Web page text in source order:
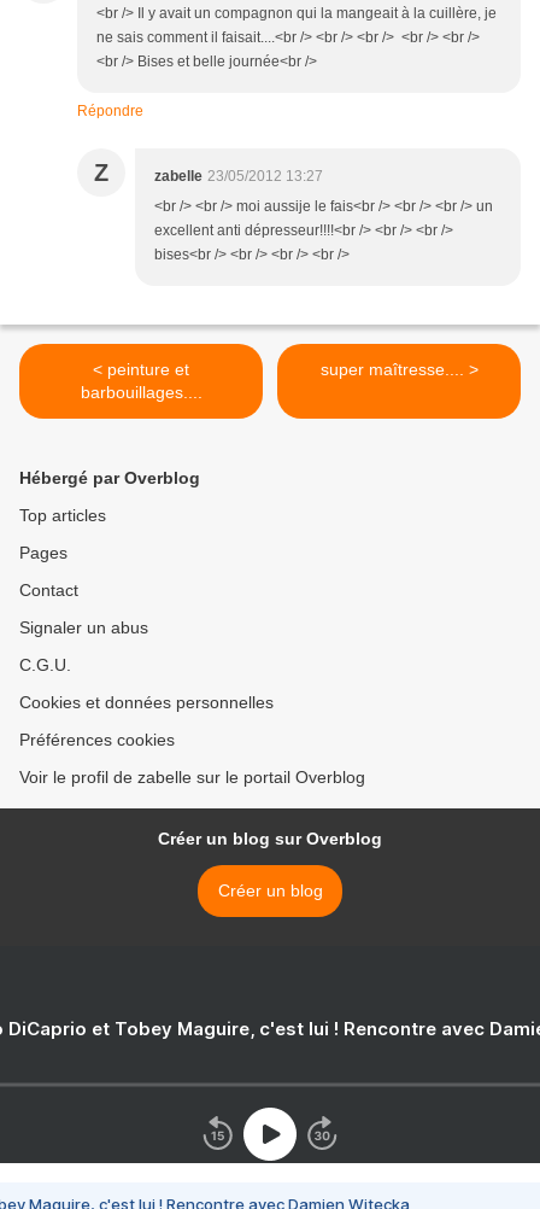
<br /> Il y avait un compagnon qui la mangeait à la cuillère, je
ne sais comment il faisait....<br /> <br /> <br /> <br /> <br />
<br /> Bises et belle journée<br />
Répondre
Z zabelle 23/05/2012 13:27
<br /> <br /> moi aussije le fais<br /> <br /> <br /> un
excellent anti dépresseur!!!!<br /> <br /> <br />
bises<br /> <br /> <br /> <br />
< peinture et
barbouillages....
super maîtresse.... >
Hébergé par Overblog
Top articles
Pages
Contact
Signaler un abus
C.G.U.
Cookies et données personnelles
Préférences cookies
Voir le profil de zabelle sur le portail Overblog
Créer un blog sur Overblog
Créer un blog
DiCaprio et Tobey Maguire, c'est lui ! Rencontre avec
Maguire, c'est lui ! Rencontre avec Damien Witecka